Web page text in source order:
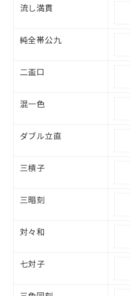
流し満貫
純全帯公九
二盃口
混一色
ダブル立直
三槓子
三暗刻
対々和
七対子